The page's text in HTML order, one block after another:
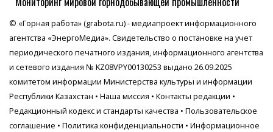
© «Горная работа» (grabota.ru) - медиапроект информационного
агентства «ЭнергоМедиа». Свидетельство о постановке на учет
периодического печатного издания, информационного агентства
и сетевого издания № KZ08VPY00130253 выдано 26.09.2025
комитетом информации Министерства культуры и информации
Республики Казахстан • Наша миссия • Контакты редакции •
Редакционный кодекс и стандарты качества • Пользовательское
соглашение • Политика конфиденциальности • Информационное